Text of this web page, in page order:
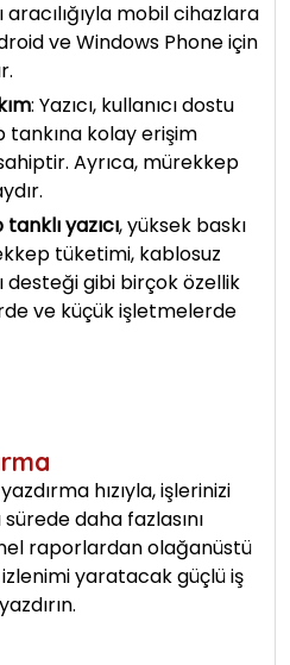
mobil cihazlara
ve Windows Phone için
: Yazıcı, kullanıcı dostu
kolay erişim
Ayrıca, mürekkep
yazıcı, yüksek baskı
tüketimi, kablosuz
desteği gibi birçok özellik
ve küçük işletmelerde
hızıyla, işlerinizi
daha fazlasını
raporlardan olağanüstü
yaratacak güçlü iş